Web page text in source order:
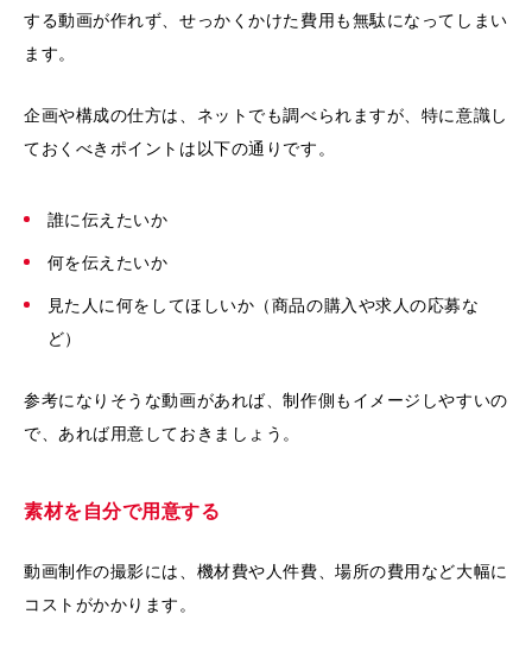
する動画が作れず、せっかくかけた費用も無駄になってしまい
ます。
企画や構成の仕方は、ネットでも調べられますが、特に意識し
ておくべきポイントは以下の通りです。
誰に伝えたいか
何を伝えたいか
見た人に何をしてほしいか（商品の購入や求人の応募な
ど）
参考になりそうな動画があれば、制作側もイメージしやすいの
で、あれば用意しておきましょう。
素材を自分で用意する
動画制作の撮影には、機材費や人件費、場所の費用など大幅に
コストがかかります。